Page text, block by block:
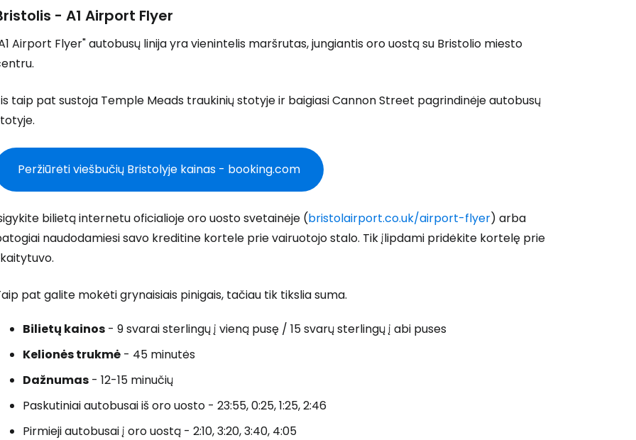
- A1 Airport Flyer
Airport Flyer" autobusų linija yra vienintelis maršrutas, jungiantis oro uostą su Bristolio miesto
taip pat sustoja Temple Meads traukinių stotyje ir baigiasi Cannon Street pagrindinėje autobusų
Peržiūrėti viešbučių Bristolyje kainas - booking.com
bilietą internetu oficialioje oro uosto svetainėje (bristolairport.co.uk/airport-flyer) arba
naudodamiesi savo kreditine kortele prie vairuotojo stalo. Tik įlipdami pridėkite kortelę prie
pat galite mokėti grynaisiais pinigais, tačiau tik tikslia suma.
Bilietų kainos - 9 svarai sterlingų į vieną pusę / 15 svarų sterlingų į abi puses
Kelionės trukmė - 45 minutės
Dažnumas - 12-15 minučių
Paskutiniai autobusai iš oro uosto - 23:55, 0:25, 1:25, 2:46
Pirmieji autobusai į oro uostą - 2:10, 3:20, 3:40, 4:05
Prisijunkite prie Cestee
... pasaulinė kelionių bendruomenė
Tęsti su Google